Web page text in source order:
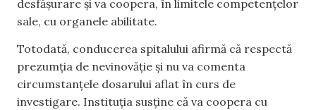
desfășurare și va coopera, în limitele competențelor
sale, cu organele abilitate.
Totodată, conducerea spitalului afirmă că respectă
prezumția de nevinovăție și nu va comenta
circumstanțele dosarului aflat în curs de
investigare. Instituția susține că va coopera cu